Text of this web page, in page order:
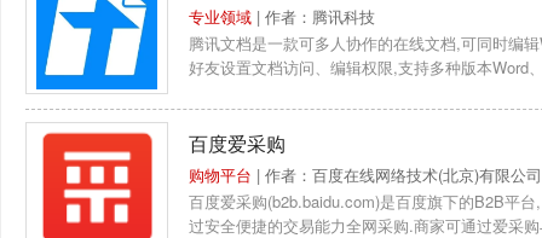
专业领域 | 作者：腾讯科技
腾讯文档是一款可多人协作的在线文档,可同时编
好友设置文档访问、编辑权限,支持多种版本Word
百度爱采购
购物平台 | 作者：百度在线网络技术(北京)有限公司
百度爱采购(b2b.baidu.com)是百度旗下的B2B平
过安全便捷的交易能力全网采购.商家可通过爱采